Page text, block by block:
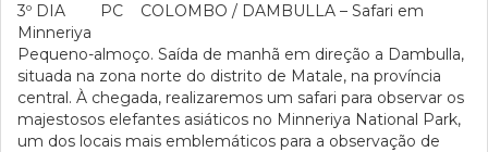
3º DIA PC COLOMBO / DAMBULLA – Safari em
Minneriya
Pequeno-almoço. Saída de manhã em direção a Dambulla,
situada na zona norte do distrito de Matale, na província
central. À chegada, realizaremos um safari para observar os
majestosos elefantes asiáticos no Minneriya National Park,
um dos locais mais emblemáticos para a observação de